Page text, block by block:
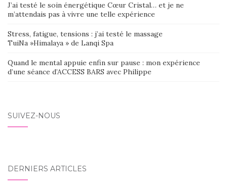
J’ai testé le soin énergétique Cœur Cristal… et je ne
m’attendais pas à vivre une telle expérience
Stress, fatigue, tensions : j’ai testé le massage
TuiNa »Himalaya » de Lanqi Spa
Quand le mental appuie enfin sur pause : mon expérience
d’une séance d’ACCESS BARS avec Philippe
SUIVEZ-NOUS
DERNIERS ARTICLES